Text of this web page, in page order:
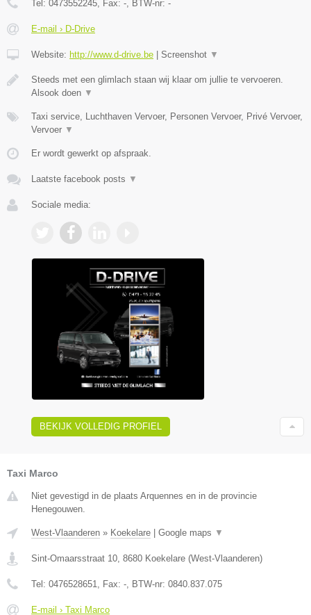
Tel: 0473552245 , Fax: - , BTW-nr: -
E-mail › D-Drive
Website: http://www.d-drive.be Screenshot ▼
Steeds met een glimlach staan wij klaar om jullie te vervoeren.
Alsook doen ▼
Taxi service, Luchthaven Vervoer, Personen Vervoer, Privé Vervoer,
Vervoer ▼
Er wordt gewerkt op afspraak.
Laatste facebook posts ▼
Sociale media:
BEKIJK VOLLEDIG PROFIEL
Taxi Marco
Niet gevestigd in de plaats Arquennes en in de provincie
Henegouwen.
West-Vlaanderen » Koekelare Google maps ▼
Sint-Omaarsstraat 10, 8680 Koekelare (West-Vlaanderen)
Tel: 0476528651, Fax: -, BTW-nr: 0840.837.075
E-mail › Taxi Marco